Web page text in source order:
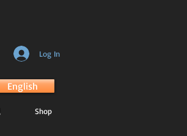
Log In
English
Shop